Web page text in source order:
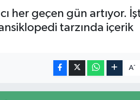
her geçen gün artıyor.
tarzında içerik
A-